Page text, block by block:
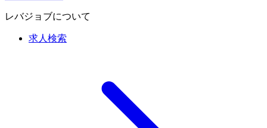
レバジョブについて
求人検索